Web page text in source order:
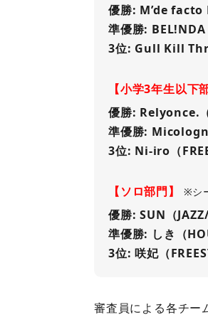
優勝: M’de facto
準優勝: BEL!NDA
3位: Gull Kill
【小学3年生以下
優勝: Relyonce.
準優勝:
3位: Ni-iro（
【ソロ部門】 ※シ
優勝: SUN（JAZZ/
準優勝: しき（
3位: 咲妃（
審査員による各チー